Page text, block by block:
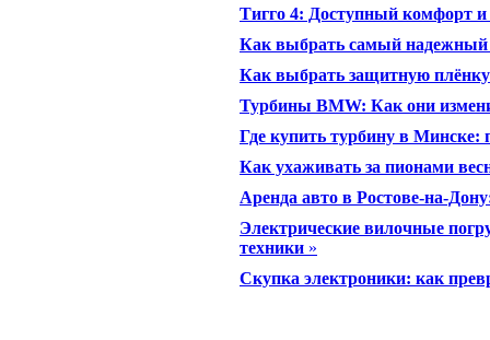
Тигго 4: Доступный комфорт и
Как выбрать самый надежный
Как выбрать защитную
Турбины BMW: Как они
Где купить турбину в Минске:
Как ухаживать за пионами
Аренда авто в Ростове-на-
Электрические вилочные
техники »
Скупка электроники: как